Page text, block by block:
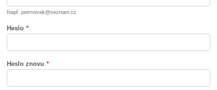
Např. petrnovak@seznam.cz
Heslo *
Heslo znovu *